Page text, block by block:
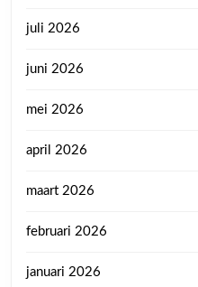
juli 2026
juni 2026
mei 2026
april 2026
maart 2026
februari 2026
januari 2026